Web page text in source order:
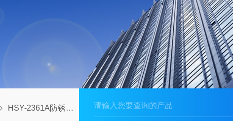
HSY-2361A防锈油脂湿热试验器